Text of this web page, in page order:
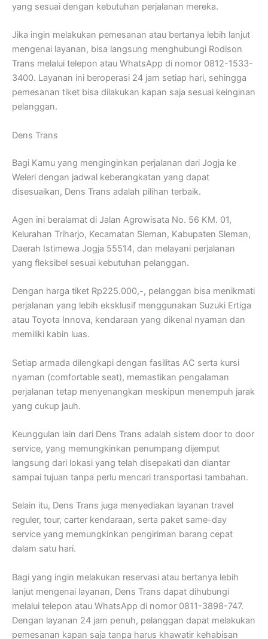
yang sesuai dengan kebutuhan perjalanan mereka.
Jika ingin melakukan pemesanan atau bertanya lebih lanjut
mengenai layanan, bisa langsung menghubungi Rodison
Trans melalui telepon atau WhatsApp di nomor 0812-1533-
3400. Layanan ini beroperasi 24 jam setiap hari, sehingga
pemesanan tiket bisa dilakukan kapan saja sesuai keinginan
pelanggan.
Dens Trans
Bagi Kamu yang menginginkan perjalanan dari Jogja ke
Weleri dengan jadwal keberangkatan yang dapat
disesuaikan, Dens Trans adalah pilihan terbaik.
Agen ini beralamat di Jalan Agrowisata No. 56 KM. 01,
Kelurahan Triharjo, Kecamatan Sleman, Kabupaten Sleman,
Daerah Istimewa Jogja 55514, dan melayani perjalanan
yang fleksibel sesuai kebutuhan pelanggan.
Dengan harga tiket Rp225.000,-, pelanggan bisa menikmati
perjalanan yang lebih eksklusif menggunakan Suzuki Ertiga
atau Toyota Innova, kendaraan yang dikenal nyaman dan
memiliki kabin luas.
Setiap armada dilengkapi dengan fasilitas AC serta kursi
nyaman (comfortable seat), memastikan pengalaman
perjalanan tetap menyenangkan meskipun menempuh jarak
yang cukup jauh.
Keunggulan lain dari Dens Trans adalah sistem door to door
service, yang memungkinkan penumpang dijemput
langsung dari lokasi yang telah disepakati dan diantar
sampai tujuan tanpa perlu mencari transportasi tambahan.
Selain itu, Dens Trans juga menyediakan layanan travel
reguler, tour, carter kendaraan, serta paket same-day
service yang memungkinkan pengiriman barang cepat
dalam satu hari.
Bagi yang ingin melakukan reservasi atau bertanya lebih
lanjut mengenai layanan, Dens Trans dapat dihubungi
melalui telepon atau WhatsApp di nomor 0811-3898-747.
Dengan layanan 24 jam penuh, pelanggan dapat melakukan
pemesanan kapan saja tanpa harus khawatir kehabisan